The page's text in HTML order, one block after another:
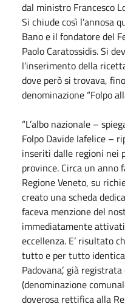
dal ministro Francesco
Si chiude così l’annosa
Bano e il fondatore del
Paolo Caratossidis. Si
l’inserimento della
dove però si trovava,
denominazione “Folpo
“L’albo nazionale –
Folpo Davide Iafelice –
inseriti dalle regioni nei
province. Circa un anno
Regione Veneto, su
creato una scheda
faceva menzione del
immediatamente
eccellenza. E’ risultato
tutto e per tutto identica
Padovana’, già
(denominazione
doverosa rettifica alla